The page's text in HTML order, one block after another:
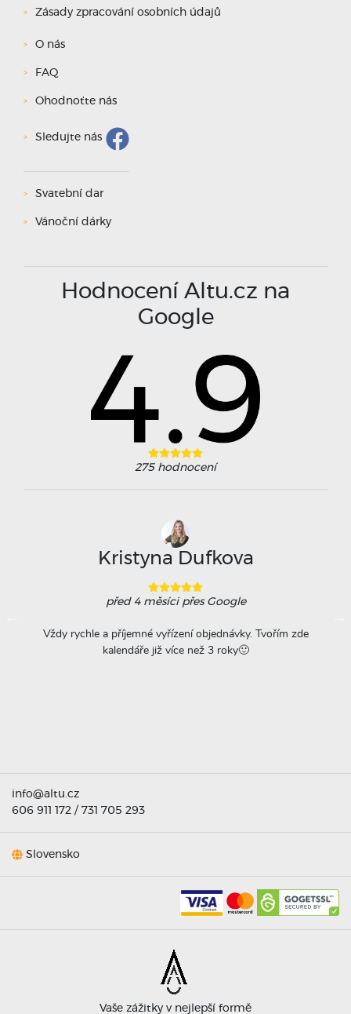
Zásady zpracování osobních údajů
O nás
FAQ
Ohodnoťte nás
Sledujte nás
Svatební dar
Vánoční dárky
Hodnocení Altu.cz na
Google
275 hodnocení
Kristyna Dufkova
před 4 měsícipřes Google
Vždy rychle a příjemné vyřízení objednávky. Tvořím zde
kalendáře již více než 3 roky🙂
info@altu.cz
606 911 172 / 731 705 293
Slovensko
Vaše zážitky v nejlepší formě